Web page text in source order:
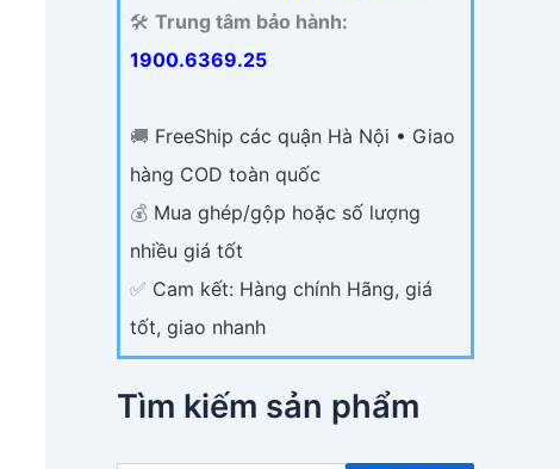
🛠️ Trung tâm bảo hành:
1900.6369.25
🚚 FreeShip các quận Hà Nội • Giao
hàng COD toàn quốc
💰 Mua ghép/gộp hoặc số lượng
nhiều giá tốt
✅ Cam kết: Hàng chính Hãng, giá
tốt, giao nhanh
Tìm kiếm sản phẩm